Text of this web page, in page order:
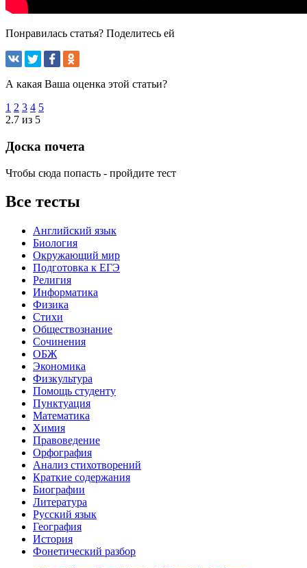
Понравилась статья? Поделитесь ей
А какая Ваша оценка этой статьи?
1 2 3 4 5
2.7 из 5
Доска почета
Чтобы сюда попасть - пройдите тест
Все тесты
Английский язык
Биология
Окружающий мир
Подготовка к ЕГЭ
Религия
Информатика
Физика
Стихи
Обществознание
Сочинения
ОБЖ
Экономика
Физкультура
Помощь студенту
Пунктуация
Математика
Химия
Правоведение
Орфография
Анализ стихотворений
Краткие содержания
Биографии
Литература
Русский язык
География
История
Фонетический разбор